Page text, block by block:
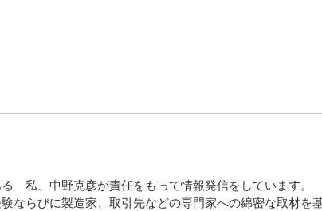
私、中野克彦が責任をもって情報発信をしています。
ならびに製造家、取引先などの専門家への綿密な取材を